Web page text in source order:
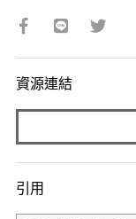
資源連結
引用